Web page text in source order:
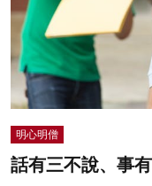
明心明僧
話有三不說、事